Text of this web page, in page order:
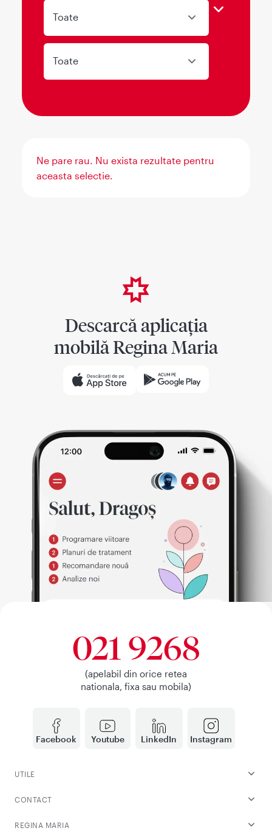
Toate
Toate
Ne pare rau. Nu exista rezultate pentru
aceasta selectie.
Descarcă aplicația
mobilă Regina Maria
Facebook Youtube LinkedIn Instagram
021 9268
(apelabil din orice retea
nationala, fixa sau mobila)
UTILE
CONTACT
REGINA MARIA